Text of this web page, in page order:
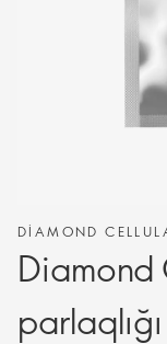
DIAMOND
Diamond